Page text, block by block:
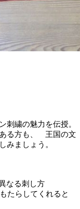
刺繍の魅力を伝授。
る方も、 王国の文
みましょう。
なる刺し方
たらしてくれると